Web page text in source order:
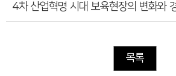
4차 산업혁명 시대 보육현장의 변화와
목록